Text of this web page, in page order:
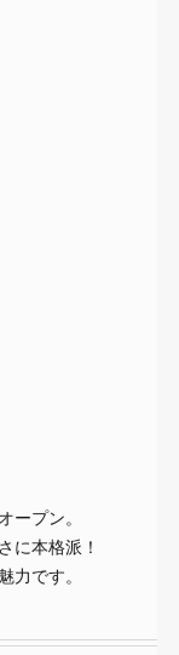
ープン。
に本格派！
力です。